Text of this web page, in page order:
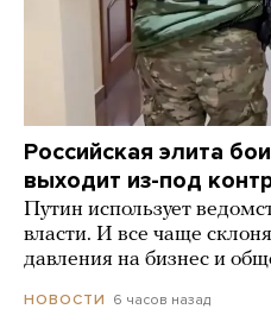
Российская элита
выходит из-под
Путин использует
власти. И все чаще
давления на бизнес и
НОВОСТИ 6 часов назад